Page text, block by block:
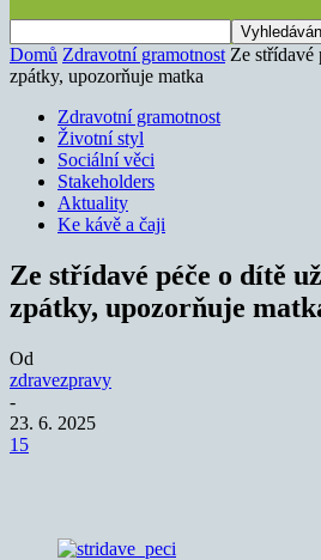
Domů Zdravotní gramotnost Ze střídavé
zpátky, upozorňuje matka
Zdravotní gramotnost
Životní styl
Sociální věci
Stakeholders
Aktuality
Ke kávě a čaji
Ze střídavé péče o dítě
zpátky, upozorňuje
Od
zdravezpravy
-
23. 6. 2025
15